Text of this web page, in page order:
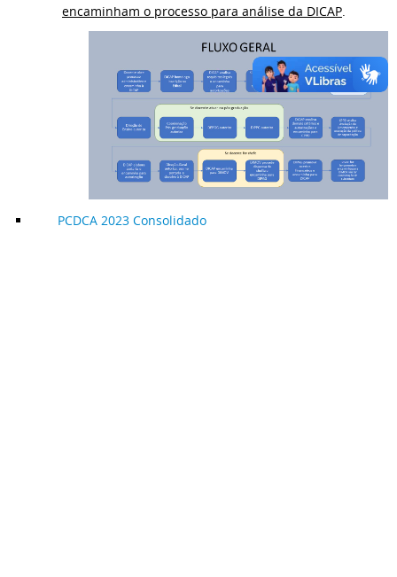
encaminham o processo para análise da DICAP
PCDCA 2023 Consolidado